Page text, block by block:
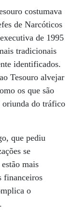
costumava
de Narcóticos
de 1995
tradicionais
identificados.
Tesouro alvejar
os que são
oriunda do tráfico
que pediu
se
mais
financeiros
o